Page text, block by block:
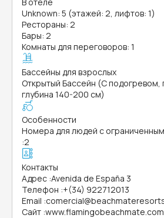
Unknown: 5 (этажей: 2, лифтов: 1)
Рестораны: 2
Бары: 2
Комнаты для переговоров: 1
Бассейны для взрослых
Открытый Бассейн (С подогревом,
глубина 140-200 см)
Особенности
Номера для людей с
:2
Контакты
Адрес :Avenida de España 3
Телефон :+(34) 922712013
Email :
Сайт :www.flamingobeachmate.com